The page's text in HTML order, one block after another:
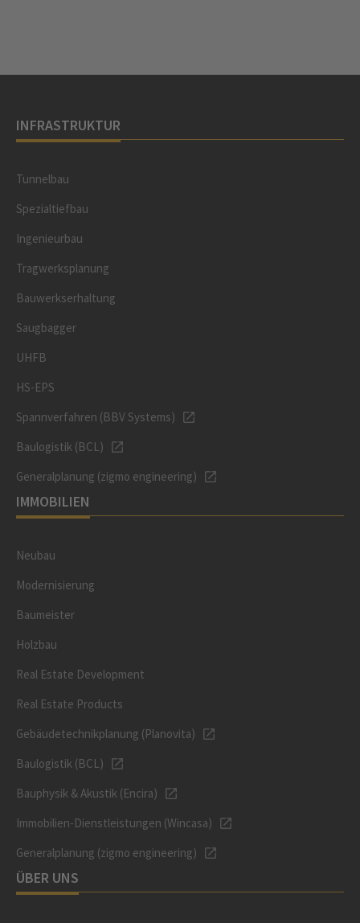
INFRASTRUKTUR
Tunnelbau
Spezialtiefbau
Ingenieurbau
Tragwerksplanung
Bauwerkserhaltung
Saugbagger
UHFB
HS-EPS
Spannverfahren (BBV Systems)
Baulogistik (BCL)
Generalplanung (zigmo engineering)
IMMOBILIEN
Neubau
Modernisierung
Baumeister
Holzbau
Real Estate Development
Real Estate Products
Gebäudetechnikplanung (Planovita)
Baulogistik (BCL)
Bauphysik & Akustik (Encira)
Immobilien-Dienstleistungen (Wincasa)
Generalplanung (zigmo engineering)
ÜBER UNS